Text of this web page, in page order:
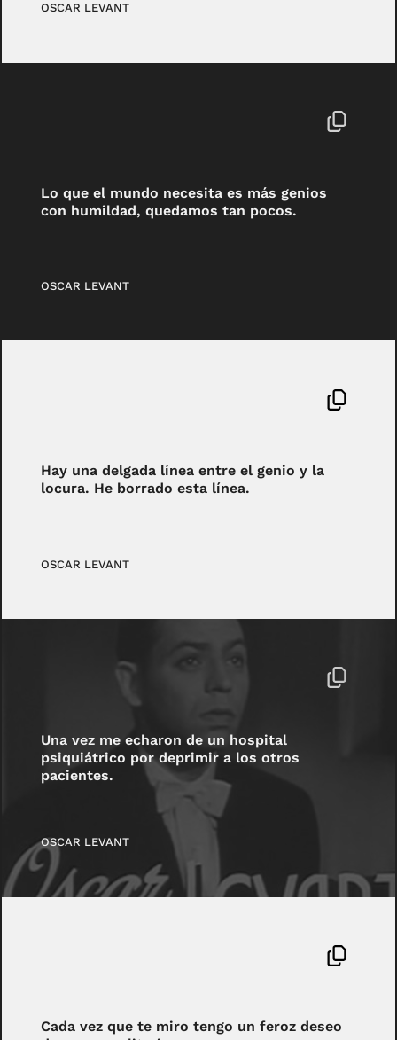
OSCAR LEVANT
Lo que el mundo necesita es más genios
con humildad, quedamos tan pocos.
OSCAR LEVANT
Hay una delgada línea entre el genio y la
locura. He borrado esta línea.
OSCAR LEVANT
Una vez me echaron de un hospital
psiquiátrico por deprimir a los otros
pacientes.
OSCAR LEVANT
Cada vez que te miro tengo un feroz deseo